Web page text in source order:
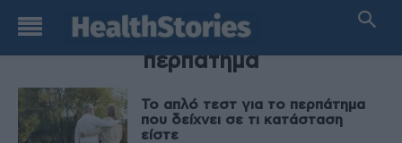
TAG
περπάτημα
Το απλό τεστ για το περπάτημα
που δείχνει σε τι κατάσταση
είστε